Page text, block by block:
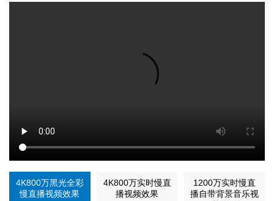
4K800万黑光全彩
慢直播视频效果
4K800万实时慢直
播视频效果
1200万实时慢直
播自带背景音乐视